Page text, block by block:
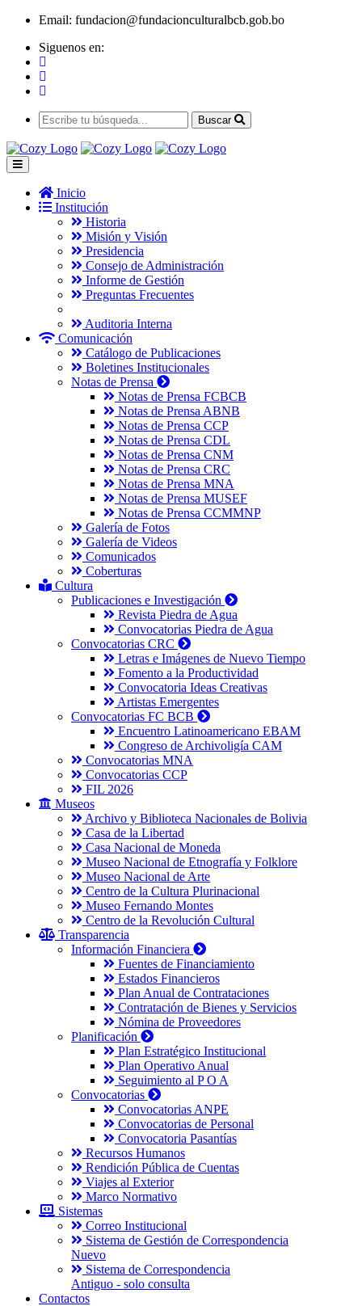
Email: fundacion@fundacionculturalbcb.gob.bo
Siguenos en:
Buscar
Inicio
Institución
Historia
Misión y Visión
Presidencia
Consejo de Administración
Informe de Gestión
Preguntas Frecuentes
Auditoria Interna
Comunicación
Catálogo de Publicaciones
Boletines Institucionales
Notas de Prensa
Notas de Prensa FCBCB
Notas de Prensa ABNB
Notas de Prensa CCP
Notas de Prensa CDL
Notas de Prensa CNM
Notas de Prensa CRC
Notas de Prensa MNA
Notas de Prensa MUSEF
Notas de Prensa CCMMNP
Galería de Fotos
Galería de Videos
Comunicados
Coberturas
Cultura
Publicaciones e Investigación
Revista Piedra de Agua
Convocatorias Piedra de Agua
Convocatorias CRC
Letras e Imágenes de Nuevo Tiempo
Fomento a la Productividad
Convocatoria Ideas Creativas
Artistas Emergentes
Convocatorias FC BCB
Encuentro Latinoamericano EBAM
Congreso de Archivoligía CAM
Convocatorias MNA
Convocatorias CCP
FIL 2026
Museos
Archivo y Biblioteca Nacionales de Bolivia
Casa de la Libertad
Casa Nacional de Moneda
Museo Nacional de Etnografía y Folklore
Museo Nacional de Arte
Centro de la Cultura Plurinacional
Museo Fernando Montes
Centro de la Revolución Cultural
Transparencia
Información Financiera
Fuentes de Financiamiento
Estados Financieros
Plan Anual de Contrataciones
Contratación de Bienes y Servicios
Nómina de Proveedores
Planificación
Plan Estratégico Institucional
Plan Operativo Anual
Seguimiento al P O A
Convocatorias
Convocatorias ANPE
Convocatorias de Personal
Convocatoria Pasantías
Recursos Humanos
Rendición Pública de Cuentas
Viajes al Exterior
Marco Normativo
Sistemas
Correo Institucional
Sistema de Gestión de Correspondencia
Nuevo
Sistema de Correspondencia
Antiguo - solo consulta
Contactos